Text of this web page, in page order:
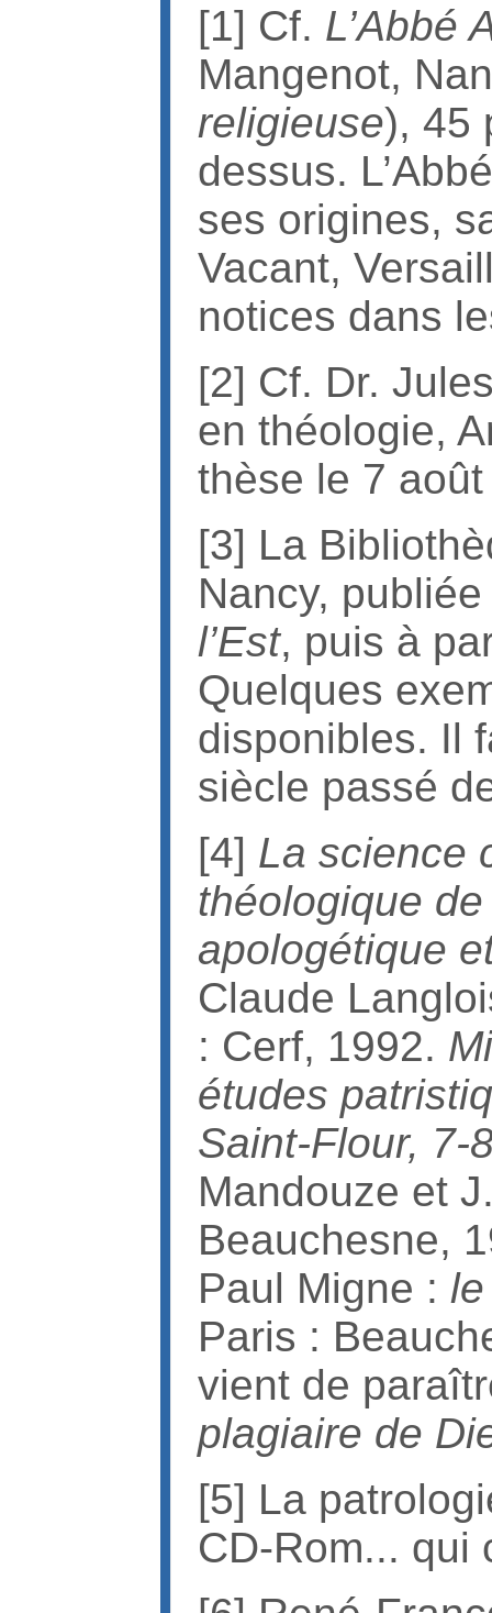
[1] Cf. L’Abbé
Mangenot,
religieuse), 45
dessus.
ses origines,
Vacant,
notices dans
[2] Cf. Dr.
en théologie,
thèse le 7
[3] La
Nancy,
l’Est, puis à
Quelques
disponibles. Il
siècle passé
[4] La science
théologique
apologétique
Claude
: Cerf, 1992.
études
Saint-Flour, 7-
Mandouze et
Beauchesne,
Paul Migne :
Paris :
vient de
plagiaire de
[5] La
CD-Rom... qui